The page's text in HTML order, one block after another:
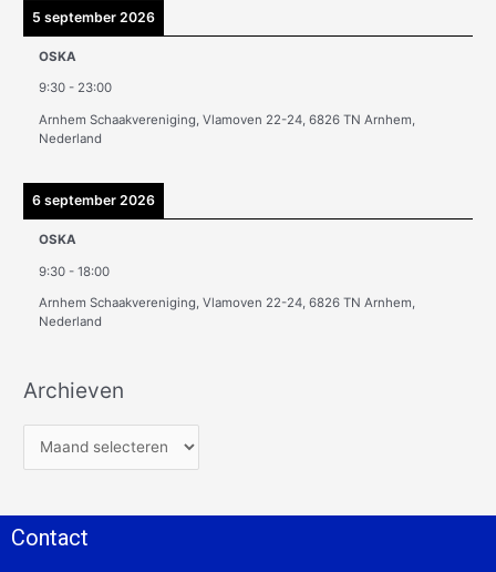
5 september 2026
OSKA
9:30 - 23:00
Arnhem Schaakvereniging, Vlamoven 22-24, 6826 TN Arnhem,
Nederland
6 september 2026
OSKA
9:30 -18:00
Arnhem Schaakvereniging, Vlamoven 22-24, 6826 TN Arnhem,
Nederland
Archieven
Contact